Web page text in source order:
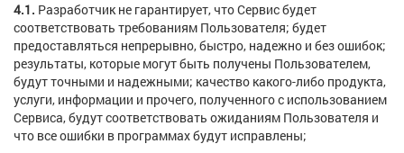
4.1. Разработчик не гарантирует, что Сервис будет
соответствовать требованиям Пользователя; будет
предоставляться непрерывно, быстро, надежно и без ошибок;
результаты, которые могут быть получены Пользователем,
будут точными и надежными; качество какого-либо продукта,
услуги, информации и прочего, полученного с использованием
Сервиса, будут соответствовать ожиданиям Пользователя и
что все ошибки в программах будут исправлены;